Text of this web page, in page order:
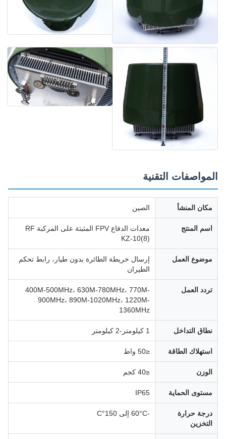
المواصفات التقنية
مكان المنشأ الصين
اسم المنتج
معدات الدفاع FPV المثبتة على المركبة RF
KZ-10(8)
موضوع العمل
إرسال خريطة الطائرة بدون طيار، رابط تحكم
الطيران
تردد العمل
400M-500MHz، 630M-780MHz، 770M-
900MHz، 890M-1020MHz، 1220M-
1360MHz
نطاق التداخل
استهلاك الطاقة ≤50 واط
الوزن ≤40 كجم
مستوى الحماية IP65
درجة حرارة
التخزين